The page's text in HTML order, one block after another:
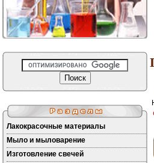
Лакокрасочные материалы
Мыло и мыловарение
Изготовление свечей